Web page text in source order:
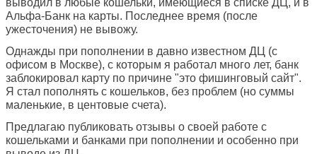
выводил в любые кошельки, имеющиеся в списке ДЦ, и в
Альфа-Банк на карты. Последнее время (после
ужесточения) не вывожу.
Однажды при пополнении в давно известном ДЦ (с
офисом в Москве), с которым я работал много лет, банк
заблокировал карту по причине "это фишинговый сайт".
Я стал пополнять с кошельков, без проблем (но суммы
маленькие, в центовые счета).
Предлагаю публиковать отзывы о своей работе с
кошельками и банками при пополнении и особенно при